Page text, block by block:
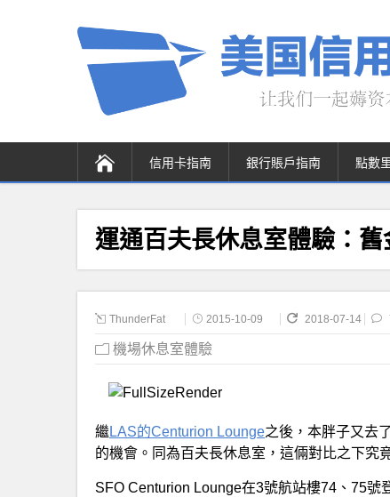
信用卡指南 銀行賬戶指南 點數
運通百夫長休息室體驗：舊
ThunderFat 2015-10-09 2018-07-14
機場休息室體驗
繼 LAS的Centurion Lounge之後，本胖子又去
的機會。同為百夫長休息室，這倆對比之下究
SFO Centurion Lounge在3號航站樓74、75號